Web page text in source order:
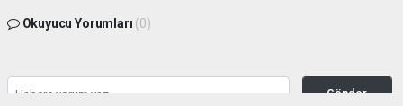
Okuyucu Yorumları (0)
Gönder